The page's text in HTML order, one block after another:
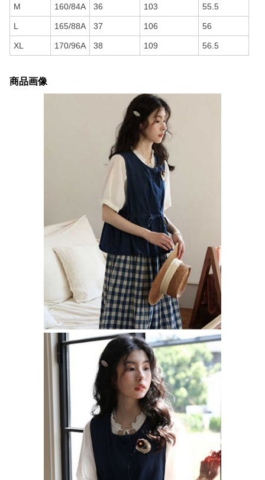
M 160/84A 36 103 55.5
L 165/88A 37 106 56
XL 170/96A 38 109 56.5
商品画像